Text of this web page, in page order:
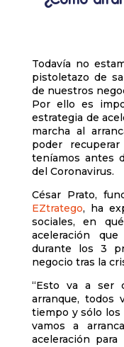
Todavía no
pistoletazo de
de nuestros
Por ello es
estrategia de
marcha al
poder
teníamos antes
del Coronavirus.
César Prato,
EZtratego, ha
sociales, en
aceleración
durante los 3
negocio tras la
“Esto va a ser
arranque, todos
tiempo y sólo los
vamos a
aceleración